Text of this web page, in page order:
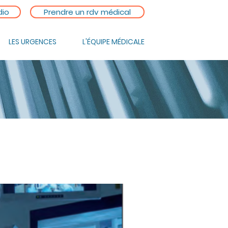
Prendre un rdv médical
LES URGENCES L'ÉQUIPE MÉDICALE